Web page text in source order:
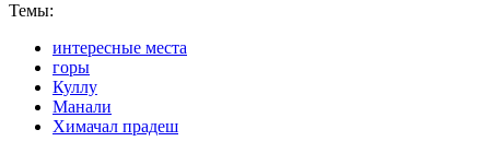
Темы:
интересные места
горы
Куллу
Манали
Химачал прадеш